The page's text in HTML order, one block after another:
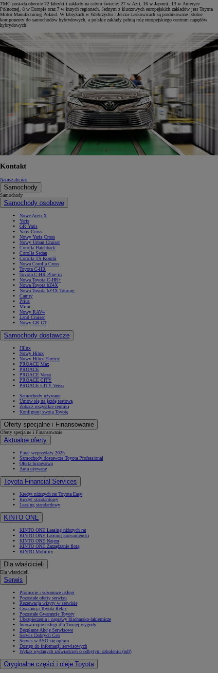
TMC posiada obecnie 72 fabryki i zakłady na całym świecie: 27 w Azji, 16 w Japonii, 13 w Ameryce
Północnej, 8 w Europie oraz 7 w innych regionach. Jednym z kluczowych europejskich zakładów jest Toyota
Motor Manufacturing Poland. W fabrykach w Wałbrzychu i Jelczu-Laskowicach są produkowane istotne
komponenty do samochodów hybrydowych, a polskie zakłady pełnią rolę europejskiego centrum napędów
hybrydowych.
Kontakt
Napisz do nas
Samochody
Samochody
Samochody osobowe
Nowe Aygo X
Yaris
GR Yaris
Yaris Cross
Nowy Yaris Cross
Nowy Urban Cruiser
Corolla Hatchback
Corolla Sedan
Corolla TS Kombi
Nowa Corolla Cross
Toyota C-HR
Toyota C-HR Plug-in
Nowa Toyota C-HR+
Nowa Toyota bZ4X
Nowa Toyota bZ4X Touring
Camry
Prius
Mirai
Nowy RAV4
Land Cruiser
Nowy GR GT
Samochody dostawcze
Hilux
Nowy Hilux
Nowy Hilux Electric
PROACE Max
PROACE
PROACE Verso
PROACE CITY
PROACE CITY Verso
Samochody używane
Umów się na jazdę testową
Zobacz wszystkie cenniki
Konfiguruj swoją Toyotę
Oferty specjalne i Finansowanie
Oferty specjalne i Finansowanie
Aktualne oferty
Finał wyprzedaży 2025
Samochody dostawcze Toyota Professional
Oferta biznesowa
Auta używane
Toyota Financial Services
Kredyt niższych rat Toyota Easy
Kredyt standardowy
Leasing standardowy
KINTO ONE
KINTO ONE Leasing niższych rat
KINTO ONE Leasing konsumencki
KINTO ONE Najem
KINTO ONE Zarządzanie flotą
KINTO Mobility
Dla właścicieli
Dla właścicieli
Serwis
Promocje i sezonowe usługi
Pozostałe oferty serwisu
Rezerwacja wizyty w serwisie
Gwarancja Toyota Relax
Pozostałe Gwarancje Toyoty
Ubezpieczenia i naprawy blacharsko-lakiernicze
Innowacyjne usługi dla Twojej wygody
Bezpłatne Akcje Serwisowe
Serwis Dobrych Cen
Serwis w ASO się opłaca
Dostęp do informacji serwisowych
Wykaz wydanych zaświadczeń o odbytym szkoleniu (pdf)
Oryginalne części i oleje Toyota